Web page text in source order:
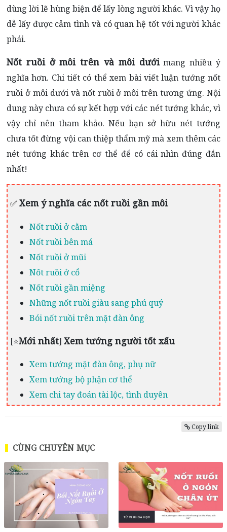
dùng lời lẽ hùng biện để lấy lòng người khác. Vì vậy họ
dễ lấy được cảm tình và có quan hệ tốt với người khác
phái.
Nốt ruồi ở môi trên và môi dướimang nhiều ý
nghĩa hơn. Chi tiết có thể xem bài viết luận tướng nốt
ruồi ở môi dưới và nốt ruồi ở môi trên tương ứng. Nội
dung này chưa có sự kết hợp với các nét tướng khác, vì
vậy chỉ nên tham khảo. Nếu bạn sở hữu nét tướng
chưa tốt đừng vội can thiệp thẩm mỹ mà xem thêm các
nét tướng khác trên cơ thể để có cái nhìn đúng đắn
nhất!
✅ Xem ý nghĩa các nốt ruồi gần môi
Nốt ruồi ở cằm
Nốt ruồi bên má
Nốt ruồi ở mũi
Nốt ruồi ở cổ
Nốt ruồi gần miệng
Những nốt ruồi giàu sang phú quý
Bói nốt ruồi trên mặt đàn ông
[⭐Mới nhất] Xem tướng người tốt xấu
Xem tướng mặt đàn ông, phụ nữ
Xem tướng bộ phận cơ thể
Xem chi tay đoán tài lộc, tình duyên
Copy link
CÙNG CHUYÊN MỤC